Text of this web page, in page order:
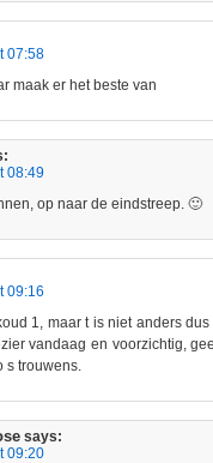
07:58
maak er het beste van
08:49
op naar de eindstreep. 🙂
09:16
1, maar t is niet anders
vandaag en voorzichtig,
s trouwens.
says:
09:20